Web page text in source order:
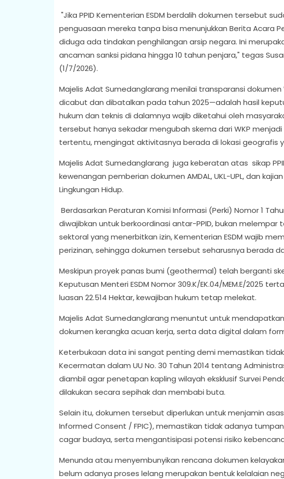
"Jika PPID Kementerian ESDM berdalih dokumen tersebut
penguasaan mereka tanpa bisa menunjukkan Berita Acara
diduga ada tindakan penghilangan arsip negara. Ini
ancaman sanksi pidana hingga 10 tahun penjara," tegas
(1/7/2026).
Majelis Adat Sumedanglarang menilai transparansi
dicabut dan dibatalkan pada tahun 2025—adalah hasil
hukum dan teknis di dalamnya wajib diketahui oleh
tersebut hanya sekadar mengubah skema dari WKP menjadi
tertentu, mengingat aktivitasnya berada di lokasi geografis
Majelis Adat Sumedanglarang juga keberatan atas sikap
kewenangan pemberian dokumen AMDAL, UKL-UPL, dan
Lingkungan Hidup.
Berdasarkan Peraturan Komisi Informasi (Perki) Nomor 1
diwajibkan untuk berkoordinasi antar-PPID, bukan melempar
sektoral yang menerbitkan izin, Kementerian ESDM wajib
perizinan, sehingga dokumen tersebut seharusnya berada
Meskipun proyek panas bumi (geothermal) telah berganti
Keputusan Menteri ESDM Nomor 309.K/EK.04/MEM.E/2025
luasan 22.514 Hektar, kewajiban hukum tetap melekat.
Majelis Adat Sumedanglarang menuntut untuk
dokumen kerangka acuan kerja, serta data digital dalam
Keterbukaan data ini sangat penting demi memastikan
Kecermatan dalam UU No. 30 Tahun 2014 tentang
diambil agar penetapan kapling wilayah eksklusif Survei
dilakukan secara sepihak dan membabi buta.
Selain itu, dokumen tersebut diperlukan untuk menjamin
Informed Consent / FPIC), memastikan tidak adanya
cagar budaya, serta mengantisipasi potensi risiko
Menunda atau menyembunyikan rencana dokumen
belum adanya proses lelang merupakan bentuk kelalaian